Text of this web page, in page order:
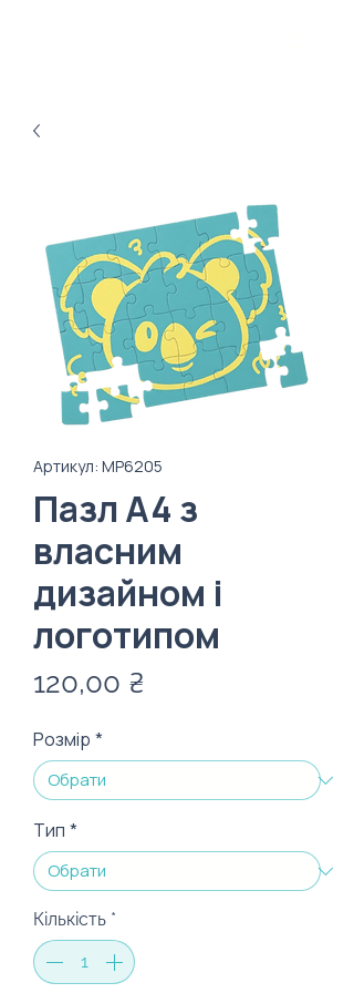
Артикул: MP6205
Пазл A4 з
власним
дизайном і
логотипом
120,00 ₴
Розмір *
Тип *
Кількість *